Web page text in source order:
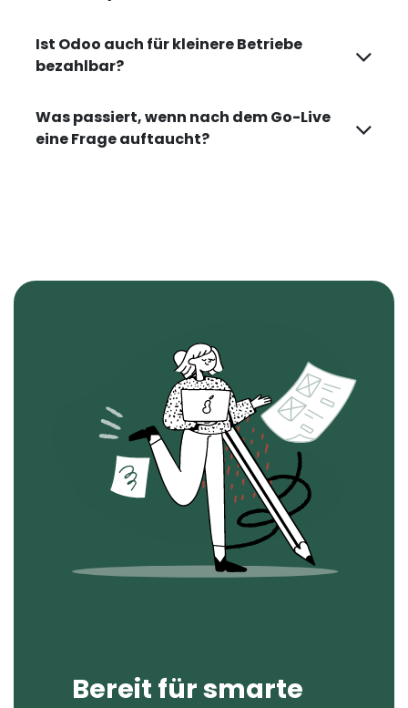
Ist Odoo auch für kleinere Betriebe
bezahlbar?
Was passiert, wenn nach dem Go-Live
eine Frage auftaucht?
Bereit fürsmarte